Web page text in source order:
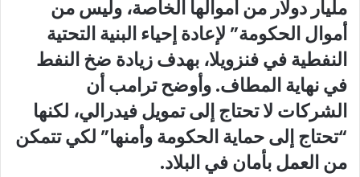
مليار دولار من أموالها الخاصة، وليس من
أموال الحكومة” لإعادة إحياء البنية التحتية
النفطية في فنزويلا، بهدف زيادة ضخ النفط
في نهاية المطاف. وأوضح ترامب أن
الشركات لا تحتاج إلى تمويل فيدرالي، لكنها
“تحتاج إلى حماية الحكومة وأمنها” لكي تتمكن
من العمل بأمان في البلاد.